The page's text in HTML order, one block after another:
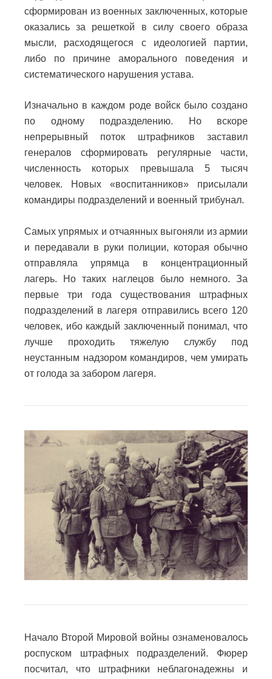
сформирован из военных заключенных, которые
оказались за решеткой в силу своего образа
мысли, расходящегося с идеологией партии,
либо по причине аморального поведения и
систематического нарушения устава.
Изначально в каждом роде войск было создано
по одному подразделению. Но вскоре
непрерывный поток штрафников заставил
генералов сформировать регулярные части,
численность которых превышала 5 тысяч
человек. Новых «воспитанников» присылали
командиры подразделений и военный трибунал.
Самых упрямых и отчаянных выгоняли из армии
и передавали в руки полиции, которая обычно
отправляла упрямца в концентрационный
лагерь. Но таких наглецов было немного. За
первые три года существования штрафных
подразделений в лагеря отправились всего 120
человек, ибо каждый заключенный понимал, что
лучше проходить тяжелую службу под
неустанным надзором командиров, чем умирать
от голода за забором лагеря.
Начало Второй Мировой войны ознаменовалось
роспуском штрафных подразделений. Фюрер
посчитал, что штрафники неблагонадежны и